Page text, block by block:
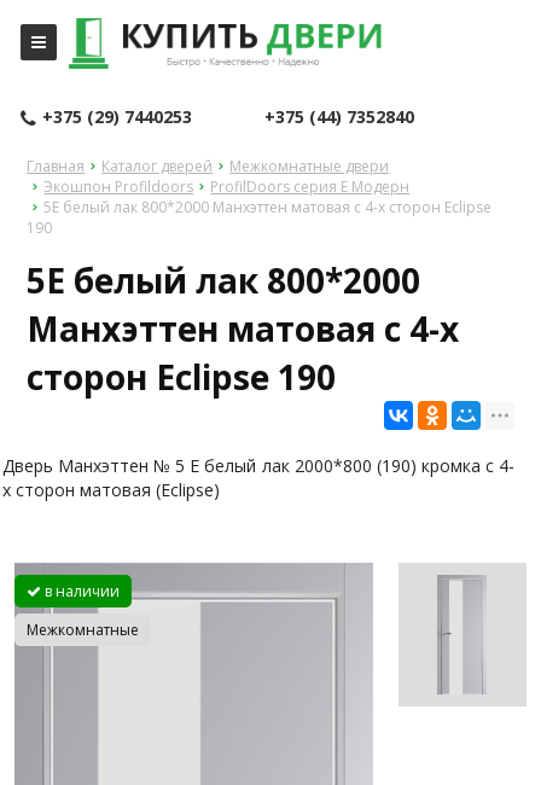
+375 (29) 7440253 +375 (44) 7352840
Главная Каталог дверей
Межкомнатные двери
Экошпон Profildoors
ProfilDoors серия E Модерн
5E белый лак 800*2000 Манхэттен матовая с 4-х сторон Eclipse
190
5E белый лак 800*2000
Манхэттен матовая с 4-х
сторон Eclipse 190
Дверь Манхэттен № 5 Е белый лак 2000*800 (190) кромка с 4-
х сторон матовая (Eclipse)
в наличии
Межкомнатные